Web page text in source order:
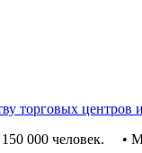
торговых центров
000 человек. •